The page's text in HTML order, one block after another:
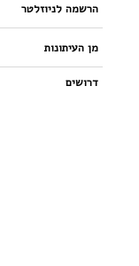
הרשמה לניוזלטר
מן העיתונות
דרושים